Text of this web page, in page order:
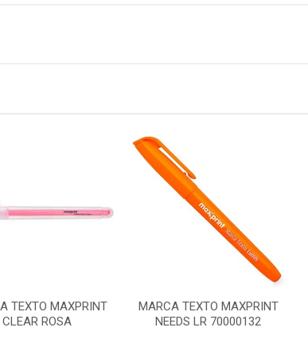
TEXTO MAXPRINT
CLEAR ROSA
MARCA TEXTO MAXPRINT
NEEDS LR 70000132